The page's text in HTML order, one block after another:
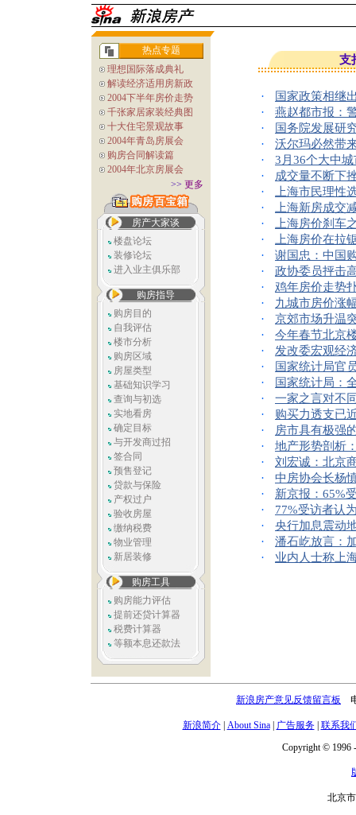
热点专题
理想国际落成典礼
解读经济适用房新政
2004下半年房价走势
千张家居家装经典图
十大住宅景观故事
2004年青岛房展会
购房合同解读篇
2004年北京房展会
>> 更多
房产大家谈
楼盘论坛
装修论坛
进入业主俱乐部
购房指导
购房目的
自我评估
楼市分析
购房区域
房屋类型
基础知识学习
查询与初选
实地看房
确定目标
与开发商过招
签合同
预售登记
贷款与保险
产权过户
验收房屋
缴纳税费
物业管理
新居装修
购房工具
购房能力评估
提前还贷计算器
税费计算器
等额本息还款法
支
·
国家政策相继
·
燕赵都市报：
·
国务院发展研
·
沃尔玛必然带
·
3月36个大中
·
成交量不断下
·
上海市民理性
·
上海新房成交
·
上海房价刹车
·
上海房价在拉
·
谢国忠：中国
·
政协委员抨击
·
鸡年房价走势
·
九城市房价涨
·
京郊市场升温
·
今年春节北京
·
发改委宏观经
·
国家统计局官
·
国家统计局：
·
一家之言对不
·
购买力透支已
·
房市具有极强
·
地产形势剖析
·
刘宏诚：北京
·
中房协会长杨
·
新京报：65%
·
77%受访者认
·
央行加息震动
·
潘石屹放言：
·
业内人士称上
新浪房产意见反馈留言板
新浪简介| About Sina| 广告服务| 联系我
Copyright © 1996
北京